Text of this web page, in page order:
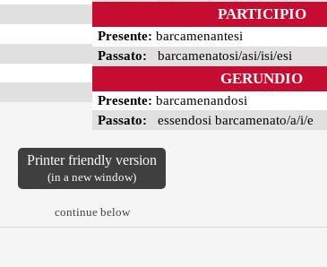
PARTICIPIO
Presente: barcamenantesi
Passato: barcamenatosi/asi/isi/esi
GERUNDIO
Presente: barcamenandosi
Passato: essendosi barcamenato/a/i/e
Printer friendly version
(in a new window)
continue below